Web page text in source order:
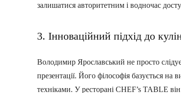
залишатися авторитетним і водночас
3. Інноваційний підхід до
Володимир Ярославський не просто
презентації. Його філософія базується на
техніками. У ресторані CHEF’s TABLE